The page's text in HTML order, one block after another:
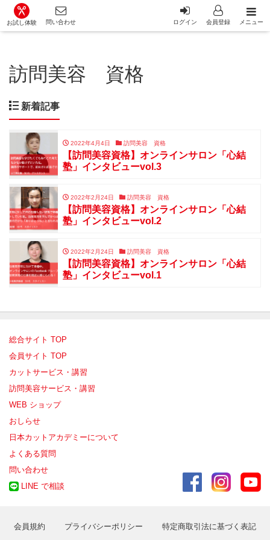
カット講習・カットスクール 日本カットアカデミー総合サ
お試し体験 問い合わせ ログイン 会員登録 メニュー
訪問美容 資格
新着記事
2022年4月4日 訪問美容 資格
【訪問美容資格】オンラインサロン「心結
塾」インタビューvol.3
2022年2月24日 訪問美容 資格
【訪問美容資格】オンラインサロン「心結
塾」インタビューvol.2
2022年2月24日 訪問美容 資格
【訪問美容資格】オンラインサロン「心結
塾」インタビューvol.1
総合サイト TOP
会員サイト TOP
カットサービス・講習
訪問美容サービス・講習
WEB ショップ
おしらせ
日本カットアカデミーについて
よくある質問
問い合わせ
LINE で相談
会員規約 プライバシーポリシー 特定商取引法に基づく表記